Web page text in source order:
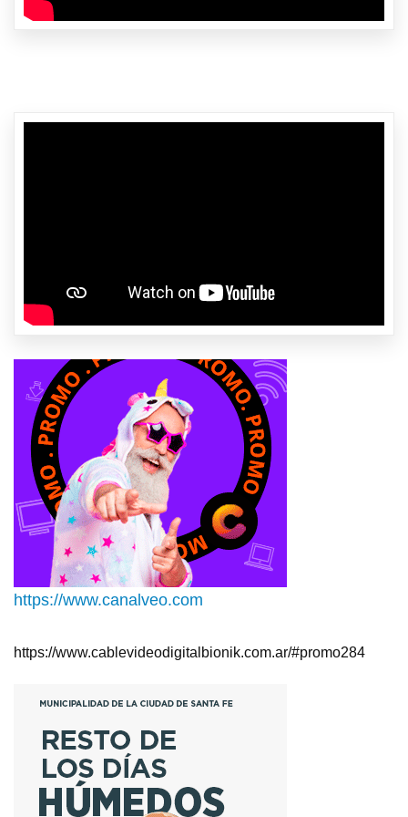
https://www.canalveo.com
https://www.cablevideodigitalbionik.com.ar/#promo284